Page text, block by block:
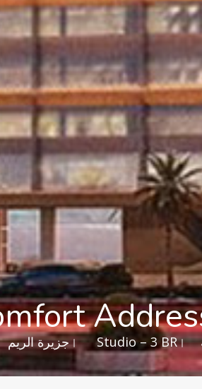
Studio – 3 BR جزيرة الريم